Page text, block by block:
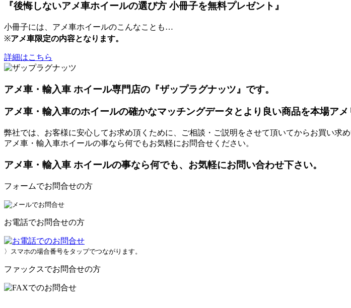
『後悔しないアメ車ホイールの選び方 小冊子を無料プレゼント』
小冊子には、アメ車ホイールのこんなことも…
※アメ車限定の内容となります。
詳細はこちら
アメ車・輸入車 ホイール専門店の『ザップラグナッツ』です。
アメ車・輸入車のホイールの確かなマッチングデータとより良い商品を本場ア
弊社では、お客様に安心してお求め頂くために、ご相談・ご説明をさせて頂いてからお買い求
アメ車・輸入車ホイールの事なら何でもお気軽にお問合せください。
アメ車・輸入車 ホイールの事なら何でも、お気軽にお問い合わせ下さい。
フォームでお問合せの方
お電話でお問合せの方
〉スマホの場合番号をタップでつながります。
ファックスでお問合せの方